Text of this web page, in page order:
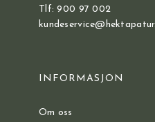
Tlf: 900 97 002
INFORMASJON
Om oss